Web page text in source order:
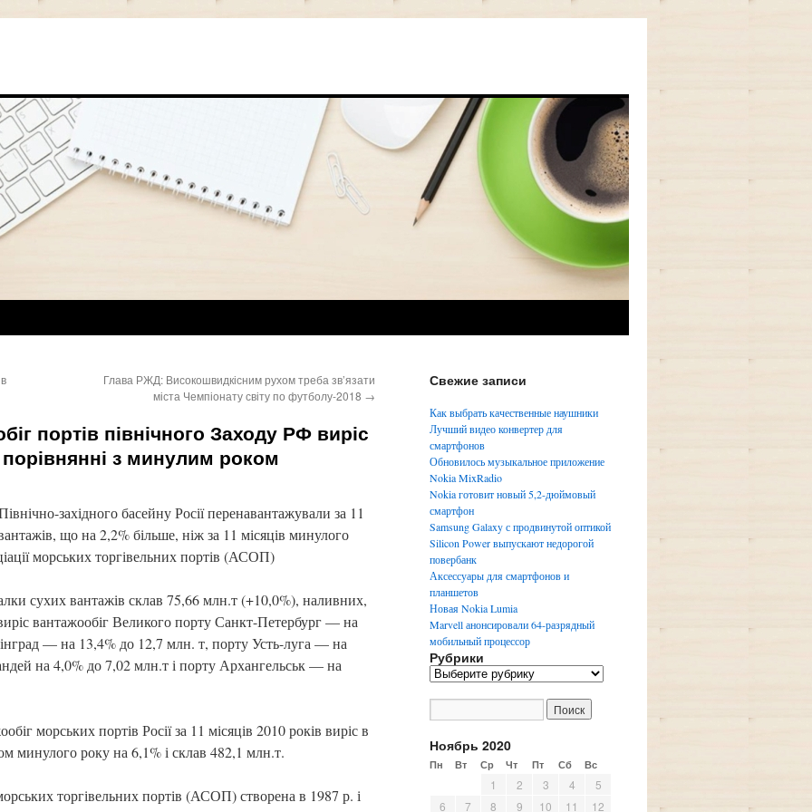
Глава РЖД: Високошвидкісним рухом треба зв’язати
міста Чемпіонату світу по футболу-2018 →
портів північного Заходу РФ виріс
з минулим роком
західного басейну Росії перенавантажували за 11
що на 2,2% більше, ніж за 11 місяців минулого
морських торгівельних портів (АСОП)
сухих вантажів склав 75,66 млн.т (+10,0%), наливних,
вантажообіг Великого порту Санкт-Петербург — на
— на 13,4% до 12,7 млн. т, порту Усть-луга — на
на 4,0% до 7,02 млн.т і порту Архангельськ — на
морських портів Росії за 11 місяців 2010 років виріс в
минулого року на 6,1% і склав 482,1 млн.т.
торгівельних портів (АСОП) створена в 1987 р. і
Свежие записи
Как выбрать качественные наушники
Лучший видео конвертер для
смартфонов
Обновилось музыкальное приложение
Nokia MixRadio
Nokia готовит новый 5,2-дюймовый
смартфон
Samsung Galaxy с продвинутой оптикой
Silicon Power выпускают недорогой
повербанк
Аксессуары для смартфонов и
планшетов
Новая Nokia Lumia
Marvell анонсировали 64-разрядный
мобильный процессор
Рубрики
Р
р
и
к
и
Ноябрь 2020
Пн Вт Ср Чт Пт Сб Вс
1 2 3 4
5
6
7 8 9 10 11 12